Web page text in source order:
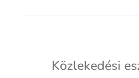
Közlekedési